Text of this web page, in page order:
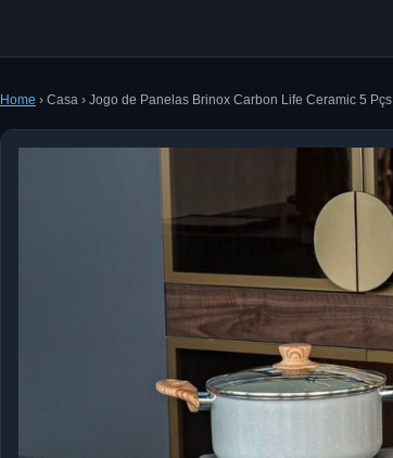
Home › Casa › Jogo de Panelas Brinox Carbon Life Ceramic 5 Pçs